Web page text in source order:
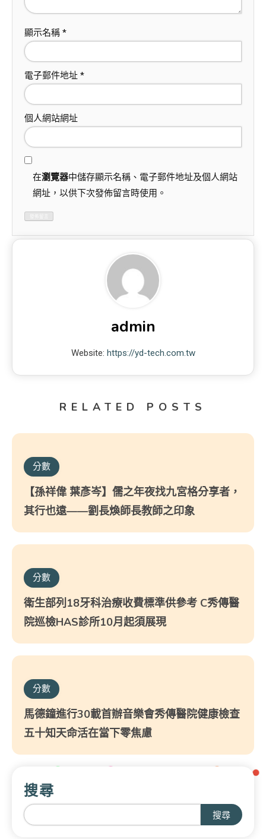
顯示名稱 *
電子郵件地址 *
個人網站網址
在瀏覽器中儲存顯示名稱、電子郵件地址及個人網站
網址，以供下次發佈留言時使用。
admin
Website: https://yd-tech.com.tw
RELATED POSTS
分數
【孫祥偉 葉彥岑】儒之年夜找九宮格分享者，
其行也遠——劉長煥師長教師之印象
分數
衛生部列18牙科治療收費標準供參考 C秀傳醫
院巡檢HAS診所10月起須展現
分數
馬德鐘進行30載首辦音樂會秀傳醫院健康檢查
五十知天命活在當下零焦慮
搜尋
搜尋